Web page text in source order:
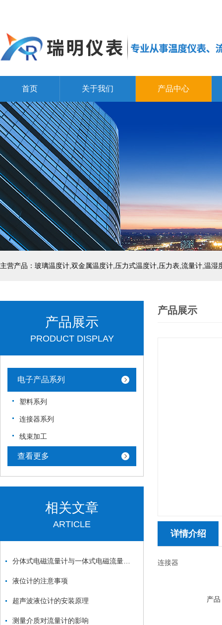
首页 关于我们 产品中心
产品展示
PRODUCT DISPLAY
电子产品系列
塑料系列
连接器系列
线束加工
查看更多
相关文章
ARTICLE
液位计的注意事项
超声波液位计的安装原理
测量介质对流量计的影响
产品展示
详情介绍
连接器
产品